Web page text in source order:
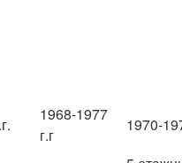
1968-1977
г.г
1970-